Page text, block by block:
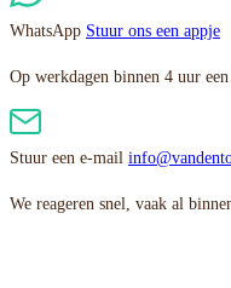
WhatsApp Stuur ons een appje
Op werkdagen binnen 4 uur
Stuur een e-mail
We reageren snel, vaak al